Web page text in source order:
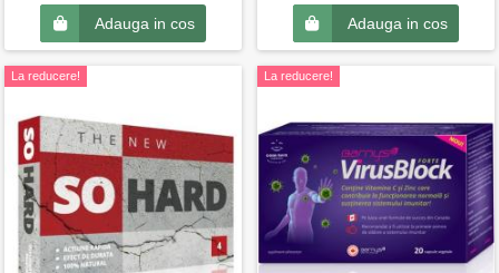
Adauga in cos Adauga in cos
La reducere! La reducere!